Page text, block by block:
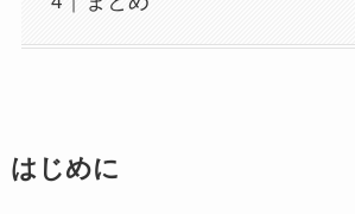
はじめに